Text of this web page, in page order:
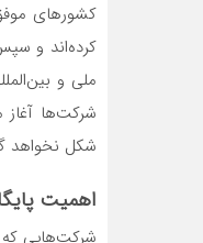
کشورهای
کرده‌اند و
ملی و
شرکت‌ها
شکل نخواهد
اهمیت
شرکت‌هایی که